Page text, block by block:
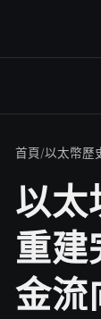
首頁/以太幣歷
以太
重
金流